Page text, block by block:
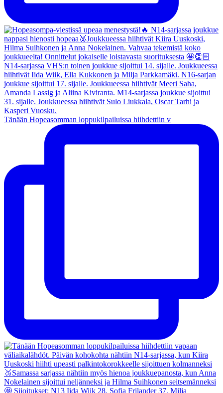
Tänään Hopeasomman loppukilpailuissa hiihdettiin v